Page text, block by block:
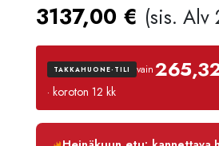
3137,00 € (sis. Alv
TAKKAHUONE-TILI vain
· koroton 12 kk
Luottoaika